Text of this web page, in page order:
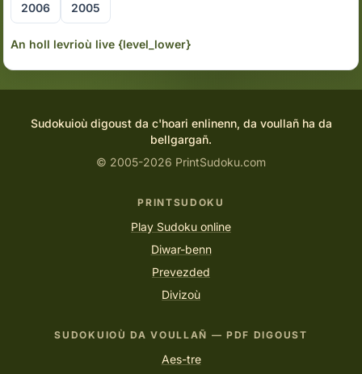
2006 2005
An holl levrioù live {level_lower}
Sudokuioù digoust da c'hoari enlinenn, da voullañ ha da
bellgargañ.
© 2005-2026 PrintSudoku.com
PRINTSUDOKU
Play Sudoku online
Diwar-benn
Prevezded
Divizoù
SUDOKUIOÙ DA VOULLAÑ — PDF DIGOUST
Aes-tre